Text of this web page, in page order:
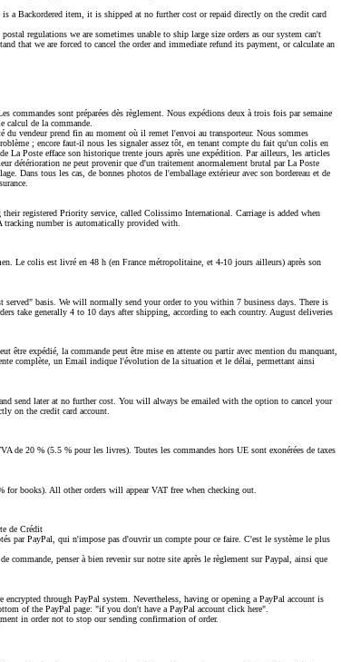
a Backordered item, it is shipped at no further cost or repaid directly on the credit card
regulations we are sometimes unable to ship large size orders as our system can't
that we are forced to cancel the order and immediate refund its payment, or calculate an
commandes sont préparées dès règlement. Nous expédions deux à trois fois par semaine
calcul de la commande.
du vendeur prend fin au moment où il remet l'envoi au transporteur. Nous sommes
; encore faut-il nous les signaler assez tôt, en tenant compte du fait qu'un colis en
La Poste efface son historique trente jours après une expédition. Par ailleurs, les articles
détérioration ne peut provenir que d'un traitement anormalement brutal par La Poste
Dans tous les cas, de bonnes photos de l'emballage extérieur avec son bordereau et de
registered Priority service, called Colissimo International. Carriage is added when
tracking number is automatically provided with.
Le colis est livré en 48 h (en France métropolitaine, et 4-10 jours ailleurs) après son
basis. We will normally send your order to you within 7 business days. There is
take generally 4 to 10 days after shipping, according to each country. August deliveries
être expédié, la commande peut être mise en attente ou partir avec mention du manquant,
complète, un Email indique l'évolution de la situation et le délai, permettant ainsi
send later at no further cost. You will always be emailed with the option to cancel your
on the credit card account.
de 20 % (5.5 % pour les livres). Toutes les commandes hors UE sont exonérées de taxes
books). All other orders will appear VAT free when checking out.
de Crédit
par PayPal, qui n'impose pas d'ouvrir un compte pour ce faire. C'est le système le plus
commande, penser à bien revenir sur notre site après le règlement sur Paypal, ainsi que
encrypted through PayPal system. Nevertheless, having or opening a PayPal account is
of the PayPal page: "if you don't have a PayPal account click here".
in order not to stop our sending confirmation of order.